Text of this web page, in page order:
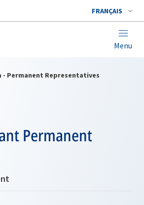
FRANÇAIS
Menu
- Permanent Representatives
Permanent